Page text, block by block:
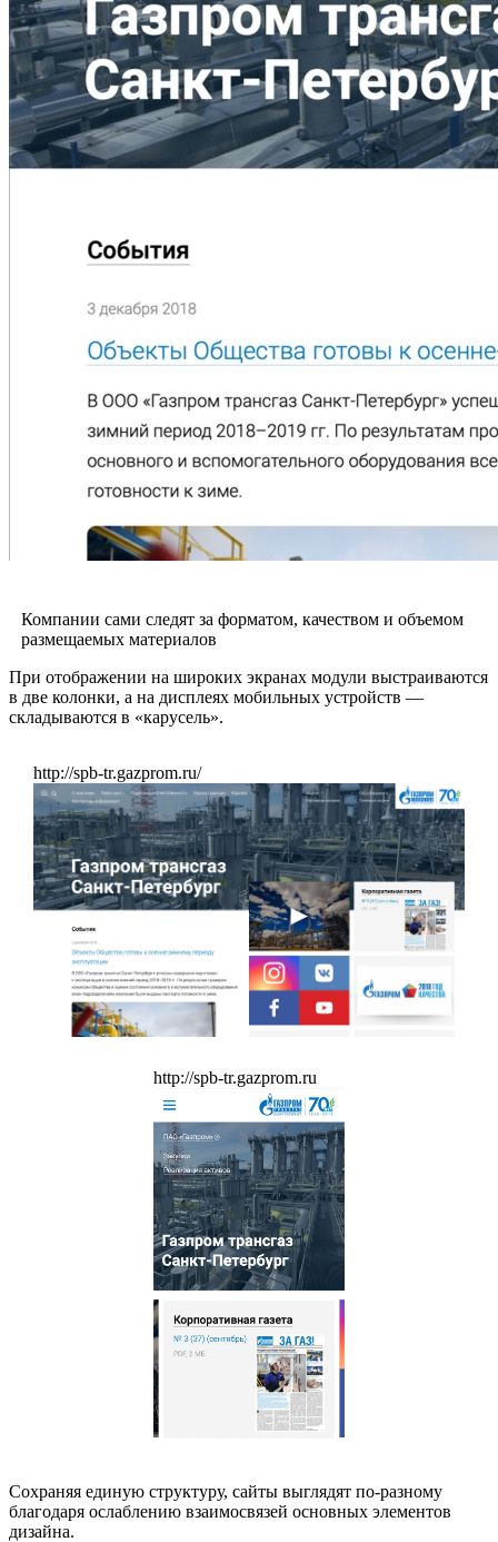
Компании сами следят за форматом, качеством и объемом
размещаемых материалов
При отображении на широких экранах модули выстраиваются
в две колонки, а на дисплеях мобильных устройств —
складываются в «карусель».
http://spb-tr.gazprom.ru/
http://spb-tr.gazprom.ru
Сохраняя единую структуру, сайты выглядят по-разному
благодаря ослаблению взаимосвязей основных элементов
дизайна.